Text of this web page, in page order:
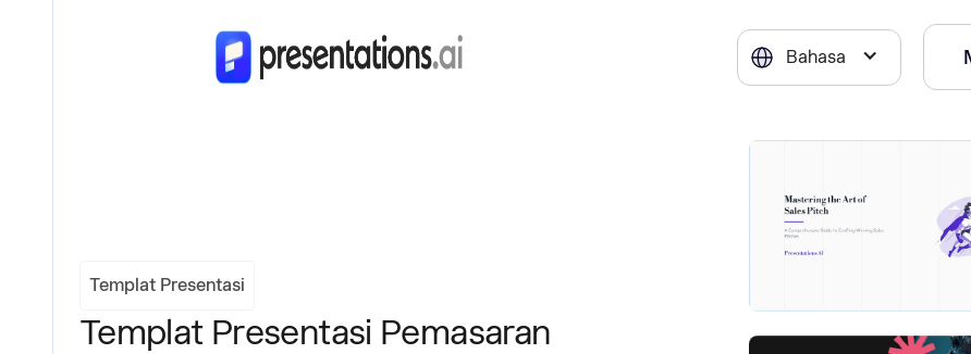
Bahasa
Templat Presentasi
Templat Presentasi Pemasaran